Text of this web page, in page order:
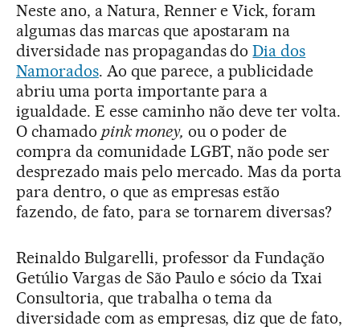
Neste ano, a Natura, Renner e Vick, foram
algumas das marcas que apostaram na
diversidade nas propagandas doDia dos
Namorados. Ao que parece, a publicidade
abriu uma porta importante para a
igualdade. E esse caminho não deve ter volta.
O chamado pink money, ou o poder de
compra da comunidade LGBT, não pode ser
desprezado mais pelo mercado. Mas da porta
para dentro, o que as empresas estão
fazendo, de fato, para se tornarem diversas?
Reinaldo Bulgarelli, professor da Fundação
Getúlio Vargas de São Paulo e sócio da Txai
Consultoria, que trabalha o tema da
diversidade com as empresas, diz que de fato,